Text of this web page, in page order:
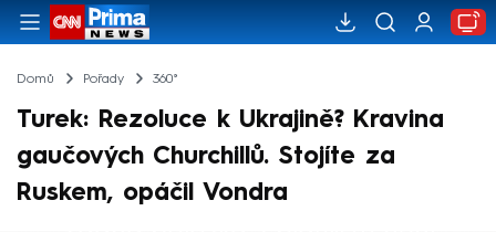
Domů Pořady 360°
Turek: Rezoluce k Ukrajině? Kravina
gaučových Churchillů. Stojíte za
Ruskem, opáčil Vondra